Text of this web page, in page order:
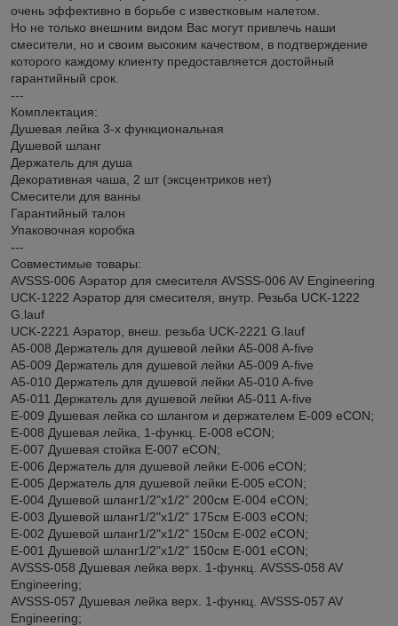
очень эффективно в борьбе с известковым налетом.
Но не только внешним видом Вас могут привлечь наши
смесители, но и своим высоким качеством, в подтверждение
которого каждому клиенту предоставляется достойный
гарантийный срок.
---
Комплектация:
Душевая лейка 3-х функциональная
Душевой шланг
Держатель для душа
Декоративная чаша, 2 шт (эксцентриков нет)
Смесители для ванны
Гарантийный талон
Упаковочная коробка
---
Совместимые товары:
AVSSS-006 Аэратор для смесителя AVSSS-006 AV Engineering
UCK-1222 Аэратор для смесителя, внутр. Резьба UCK-1222
G.lauf
UCK-2221 Аэратор, внеш. резьба UCK-2221 G.lauf
A5-008 Держатель для душевой лейки A5-008 A-five
A5-009 Держатель для душевой лейки A5-009 A-five
A5-010 Держатель для душевой лейки A5-010 A-five
A5-011 Держатель для душевой лейки A5-011 A-five
E-009 Душевая лейка со шлангом и держателем E-009 eCON;
E-008 Душевая лейка, 1-функц. E-008 eCON;
E-007 Душевая стойка E-007 eCON;
E-006 Держатель для душевой лейки E-006 eCON;
E-005 Держатель для душевой лейки E-005 eCON;
E-004 Душевой шланг1/2"х1/2" 200см E-004 eCON;
E-003 Душевой шланг1/2"х1/2" 175см E-003 eCON;
E-002 Душевой шланг1/2"х1/2" 150см E-002 eCON;
E-001 Душевой шланг1/2"х1/2" 150см E-001 eCON;
AVSSS-058 Душевая лейка верх. 1-функц. AVSSS-058 AV
Engineering;
AVSSS-057 Душевая лейка верх. 1-функц. AVSSS-057 AV
Engineering;